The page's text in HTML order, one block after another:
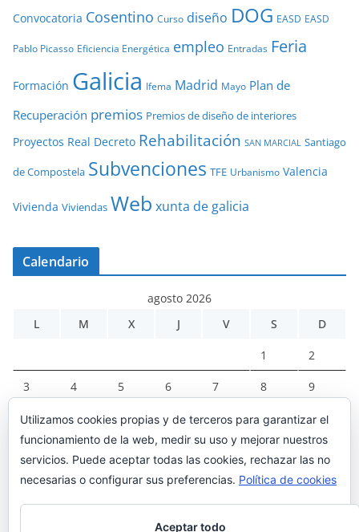
Convocatoria Cosentino Curso diseño DOG EASD EASD
Pablo Picasso Eficiencia Energética empleo Entradas Feria
Formación Galicia Ifema Madrid Mayo Plan de
Recuperación premios Premios de diseño de interiores
Proyectos Real Decreto Rehabilitación SAN MARCIAL Santiago
de Compostela Subvenciones TFE Urbanismo Valencia
Vivienda Viviendas Web xunta de galicia
Calendario
agosto 2026
L
M X J V S D
1 2
3 4 5 6 7 8 9
10 11 12 13 14 15 16
17 18 19 20 21 22 23
24 25 26 27 28 29 30
Utilizamos cookies propias y de terceros para garantizar el
funcionamiento de la web, medir su uso y mejorar nuestros
servicios. Puede aceptar todas las cookies, rechazar las no
necesarias o configurar sus preferencias. Política de cookies
Aceptar todo